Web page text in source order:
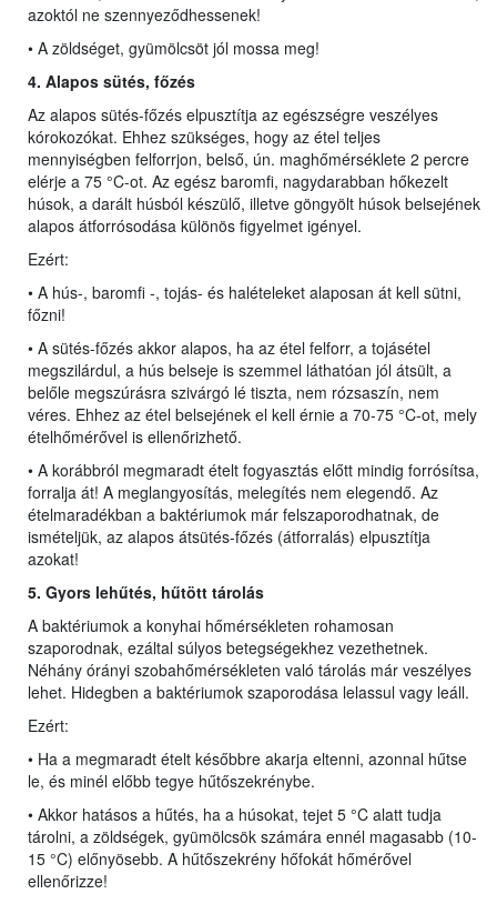
azoktól ne szennyeződhessenek!
• A zöldséget, gyümölcsöt jól mossa meg!
4. Alapos sütés, főzés
Az alapos sütés-főzés elpusztítja az egészségre veszélyes
kórokozókat. Ehhez szükséges, hogy az étel teljes
mennyiségben felforrjon, belső, ún. maghőmérséklete 2 percre
elérje a 75 °C-ot. Az egész baromfi, nagydarabban hőkezelt
húsok, a darált húsból készülő, illetve göngyölt húsok belsejének
alapos átforrósodása különös figyelmet igényel.
Ezért:
• A hús-, baromfi -, tojás- és halételeket alaposan át kell sütni,
főzni!
• A sütés-főzés akkor alapos, ha az étel felforr, a tojásétel
megszilárdul, a hús belseje is szemmel láthatóan jól átsült, a
belőle megszúrásra szivárgó lé tiszta, nem rózsaszín, nem
véres. Ehhez az étel belsejének el kell érnie a 70-75 °C-ot, mely
ételhőmérővel is ellenőrizhető.
• A korábbról megmaradt ételt fogyasztás előtt mindig forrósítsa,
forralja át! A meglangyosítás, melegítés nem elegendő. Az
ételmaradékban a baktériumok már felszaporodhatnak, de
ismételjük, az alapos átsütés-főzés (átforralás) elpusztítja
azokat!
5. Gyors lehűtés, hűtött tárolás
A baktériumok a konyhai hőmérsékleten rohamosan
szaporodnak, ezáltal súlyos betegségekhez vezethetnek.
Néhány órányi szobahőmérsékleten való tárolás már veszélyes
lehet. Hidegben a baktériumok szaporodása lelassul vagy leáll.
Ezért:
• Ha a megmaradt ételt későbbre akarja eltenni, azonnal hűtse
le, és minél előbb tegye hűtőszekrénybe.
• Akkor hatásos a hűtés, ha a húsokat, tejet 5 °C alatt tudja
tárolni, a zöldségek, gyümölcsök számára ennél magasabb (10-
15 °C) előnyösebb. A hűtőszekrény hőfokát hőmérővel
ellenőrizze!